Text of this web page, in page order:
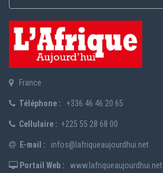
France
Téléphone : +336 46 46 20 65
Cellulaire : +225 55 28 68 00
E-mail : infos@lafriqueaujourdhui.net
Portail Web : www.lafriqueaujourdhui.net